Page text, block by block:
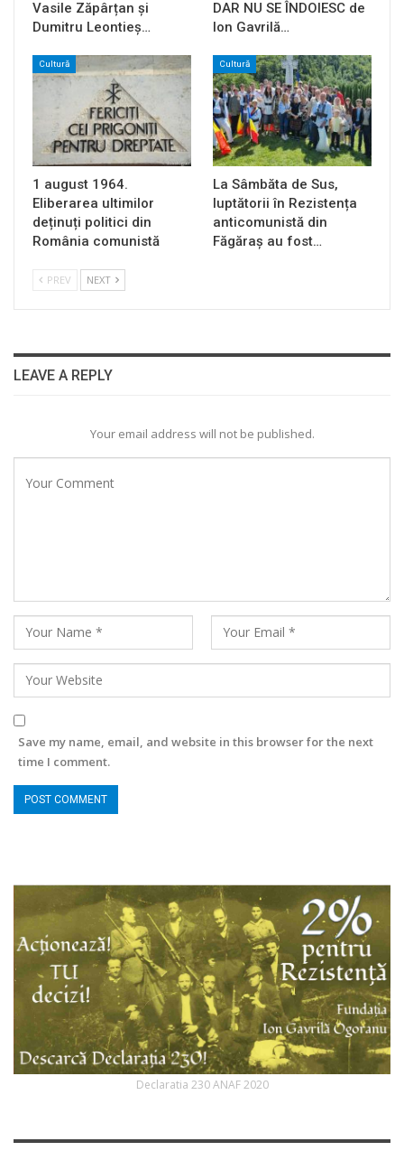
Vasile Zăpârțan și
Dumitru Leontieș…
DAR NU SE ÎNDOIESC de
Ion Gavrilă…
Cultură
1 august 1964.
Eliberarea ultimilor
deținuți politici din
România comunistă
Cultură
La Sâmbăta de Sus,
luptătorii în Rezistența
anticomunistă din
Făgăraș au fost…
PREV NEXT
LEAVE A REPLY
Your email address will not be published.
Save my name, email, and website in this browser for the next
time I comment.
Declaratia 230 ANAF 2020